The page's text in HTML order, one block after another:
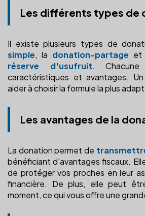
Les différents types de
Il existe plusieurs types de
simple, la donation-partage et
réserve d'usufruit.
caractéristiques et avantages.
aider à choisir la formule la plus
Les avantages de la
La donation permet de
bénéficiant d'avantages fiscaux.
de protéger vos proches en leur
financière. De plus, elle peut
moment, ce qui vous offre une